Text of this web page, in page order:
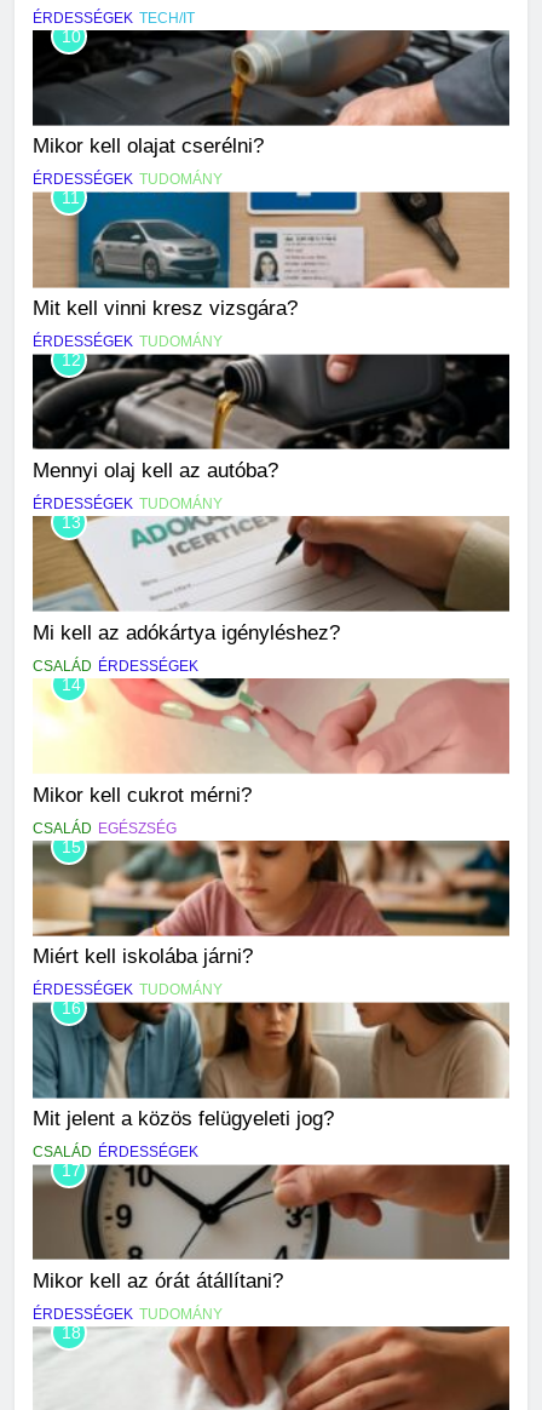
ÉRDESSÉGEK TECH/IT
10
Mikor kell olajat cserélni?
ÉRDESSÉGEK TUDOMÁNY
11
Mit kell vinni kresz vizsgára?
ÉRDESSÉGEK TUDOMÁNY
12
Mennyi olaj kell az autóba?
ÉRDESSÉGEK TUDOMÁNY
13
Mi kell az adókártya igényléshez?
CSALÁD ÉRDESSÉGEK
14
Mikor kell cukrot mérni?
CSALÁD EGÉSZSÉG
15
Miért kell iskolába járni?
ÉRDESSÉGEK TUDOMÁNY
16
Mit jelent a közös felügyeleti jog?
CSALÁD ÉRDESSÉGEK
17
Mikor kell az órát átállítani?
ÉRDESSÉGEK TUDOMÁNY
18